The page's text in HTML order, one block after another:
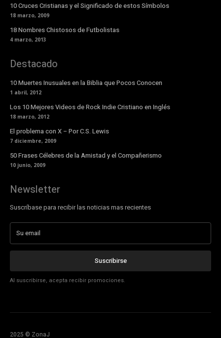
10 Cruces Cristianas y el Significado de estos Símbolos
18 marzo, 2009
18 Nombres Chistosos de Futbolistas
4 marzo, 2013
Destacado
10 Muertes Inusuales en la Biblia que Pocos Conocen
1 abril, 2012
Los 10 Mejores Videos de Rock Indie Cristiano en Inglés
18 marzo, 2012
El problema con X – Por C.S. Lewis
7 diciembre, 2009
50 Frases Célebres de la Amistad y el Compañerismo
10 junio, 2009
Newsletter
Suscríbase para recibir las noticias mas recientes
Suscribirse
Al suscribirse, acepta recibir promociones.
2025 © ZonaJ